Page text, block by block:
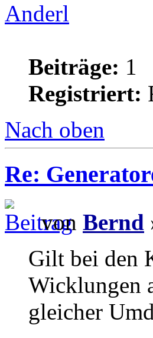
Anderl
Beiträge: 1
Registriert:
Nach oben
Re:
von Bernd
Gilt bei den
Wicklungen
gleicher